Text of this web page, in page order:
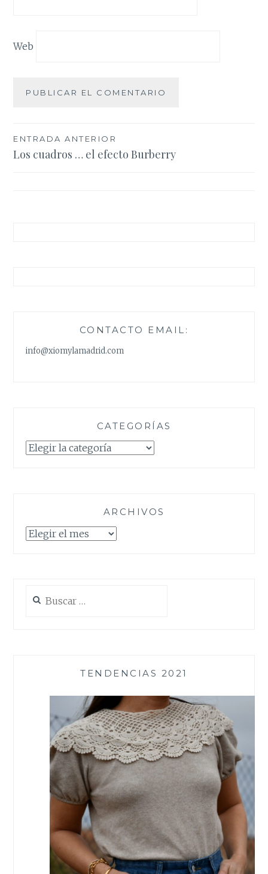
Web
Navegación
de
ENTRADA ANTERIOR
Los cuadros … el efecto Burberry
CONTACTO EMAIL:
info@xiomylamadrid.com
CATEGORÍAS
Categorías
ARCHIVOS
Archivos
TENDENCIAS 2021